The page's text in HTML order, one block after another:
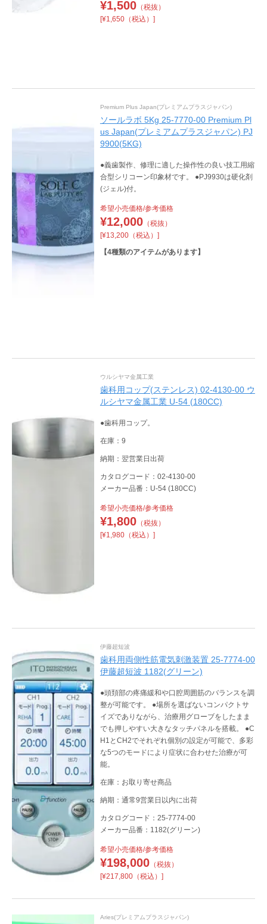
¥1,500（税抜）
[¥1,650（税込）]
Premium Plus Japan(プレミアムプラスジャパン)
ソールラボ 5Kg 25-7770-00 Premium Pl
us Japan(プレミアムプラスジャパン) PJ
9900(5KG)
●義歯製作、修理に適した操作性の良い技工用縮
合型シリコーン印象材です。 ●PJ9930は硬化剤
(ジェル)付。
希望小売価格/参考価格
¥12,000（税抜）
[¥13,200（税込）]
【4種類のアイテムがあります】
ウルシヤマ金属工業
歯科用コップ(ステンレス) 02-4130-00 ウ
ルシヤマ金属工業 U-54 (180CC)
●歯科用コップ。
在庫：9
納期：翌営業日出荷
カタログコード：02-4130-00
メーカー品番：U-54 (180CC)
希望小売価格/参考価格
¥1,800（税抜）
[¥1,980（税込）]
伊藤超短波
歯科用両側性筋電気刺激装置 25-7774-00
伊藤超短波 1182(グリーン)
●頭頚部の疼痛緩和や口腔周囲筋のバランスを調
整が可能です。 ●場所を選ばないコンパクトサ
イズでありながら、治療用グローブをしたまま
でも押しやすい大きなタッチパネルを搭載。 ●C
H1とCH2でそれぞれ個別の設定が可能で、多彩
な5つのモードにより症状に合わせた治療が可
能。
在庫：お取り寄せ商品
納期：通常9営業日以内に出荷
カタログコード：25-7774-00
メーカー品番：1182(グリーン)
希望小売価格/参考価格
¥198,000（税抜）
[¥217,800（税込）]
Aries(プレミアムプラスジャパン)